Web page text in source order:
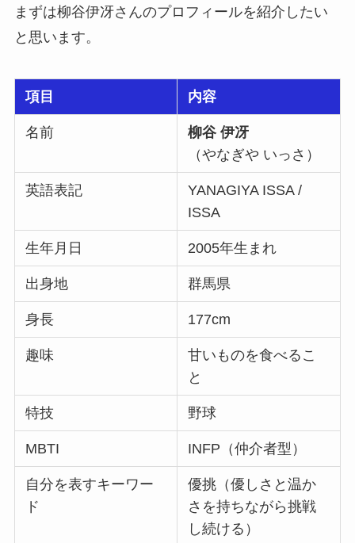
まずは柳谷伊冴さんのプロフィールを紹介したい
と思います。
項目 内容
名前
柳谷 伊冴
（やなぎや いっさ）
英語表記
YANAGIYA ISSA /
ISSA
生年月日 2005年生まれ
出身地 群馬県
身長 177cm
趣味
甘いものを食べるこ
と
特技 野球
MBTI INFP（仲介者型）
自分を表すキーワー
ド
優挑（優しさと温か
さを持ちながら挑戦
し続ける）